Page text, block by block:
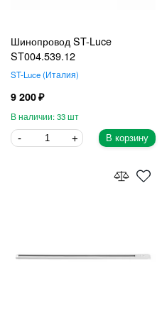
Шинопровод ST-Luce
ST004.539.12
ST-Luce Италия
9 200
33
В корзину